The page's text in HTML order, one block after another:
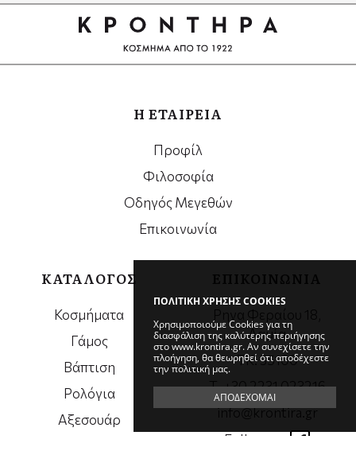
ΠΟΛΙΤΙΚΗ ΧΡΗΣΗΣ COOKIES
Χρησιμοποιούμε Cookies για τη
διασφάλιση της καλύτερης περιήγησης
στο www.krontira.gr. Αν συνεχίσετε την
πλοήγηση, θα θεωρηθεί ότι αποδέχεστε
την πολιτική μας.
ΑΠΟΔΕΧΟΜΑΙ
Η ΕΤΑΙΡΕΙΑ
Προφίλ
Φιλοσοφία
Οδηγός Μεγεθών
Επικοινωνία
ΚΑΤΑΛΟΓΟΣ
Κοσμήματα
Γάμος
Βάπτιση
Ρολόγια
Αξεσουάρ
Λαμία
ΤΚ. 35100
Τ. +30 2231 023216
info@krontira.gr
Follow us